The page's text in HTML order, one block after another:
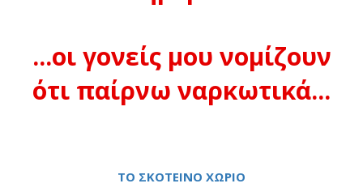
...οι γονείς μου νομίζουν
ότι παίρνω ναρκωτικά...
ΤΟ ΣΚΟΤΕΙΝΟ ΧΩΡΙΟ